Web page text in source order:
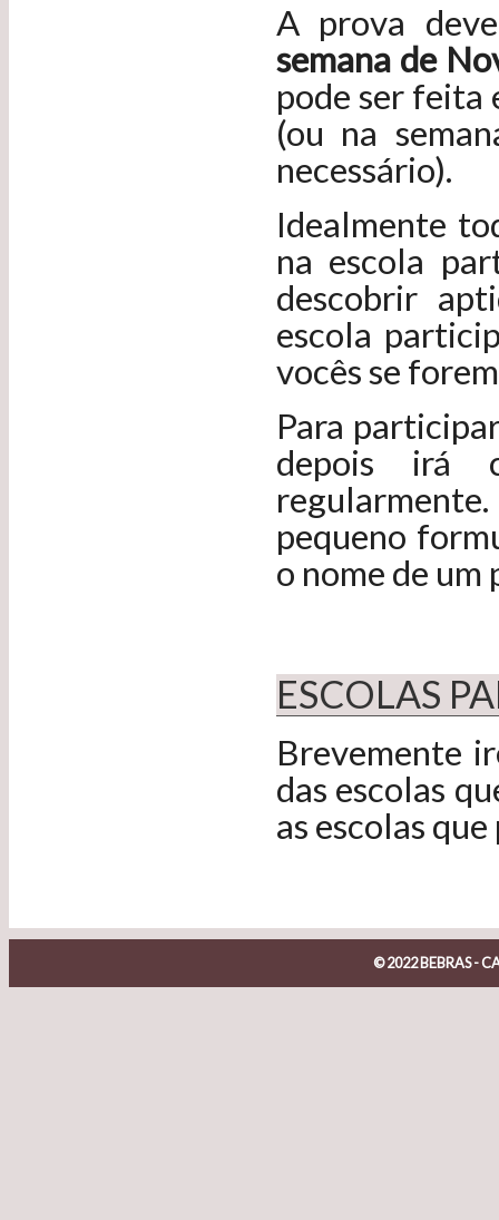
A prova
semana de
pode ser feita
(ou na
necessário).
Idealmente
na escola
descobrir
escola
vocês se
Para
depois irá
pequeno
o nome de
ESCOLAS
Brevemente
das escolas
as escolas
© 2022 BEBRAS -